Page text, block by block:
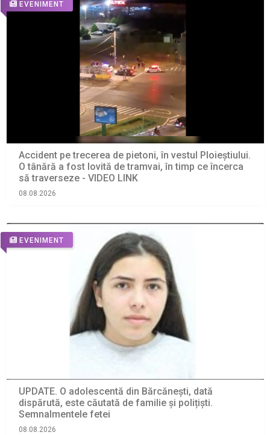
EVENIMENT
Accident pe trecerea de pietoni, în vestul Ploieștiului.
O tânără a fost lovită de tramvai, în timp ce încerca
să traverseze - VIDEO LINK
08.08.2026
EVENIMENT
UPDATE. O adolescentă din Bărcănești, dată
dispărută, este căutată de familie și polițiști.
Semnalmentele fetei
08.08.2026